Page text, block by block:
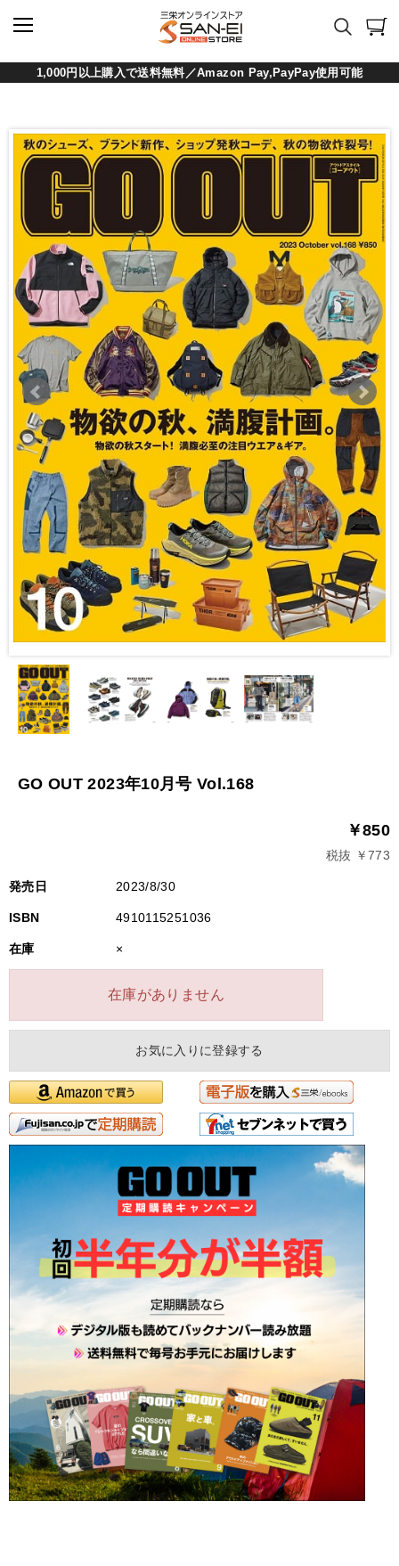
1,000円以上購入で送料無料／Amazon Pay,PayPay使用可能
GO OUT 2023年10月号 Vol.168
￥850
税抜 ￥773
発売日 2023/8/30
ISBN 4910115251036
在庫 ×
在庫がありません
お気に入りに登録する